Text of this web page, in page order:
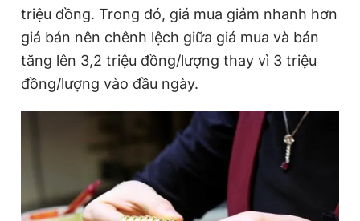
Đọc Thanh Niên trên điện thoại
Theo dõi báo trên
triệu đồng. Trong đó, giá mua giảm nhanh hơn
giá bán nên chênh lệch giữa giá mua và bán
tăng lên 3,2 triệu đồng/lượng thay vì 3 triệu
đồng/lượng vào đầu ngày.